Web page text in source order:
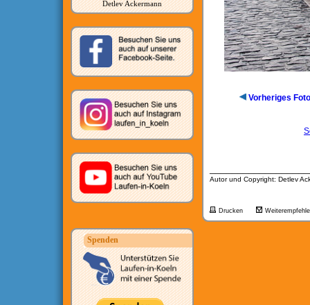
Detlev Ackermann
Spenden
Vorheriges Foto
Autor und Copyright: Detlev
Drucken